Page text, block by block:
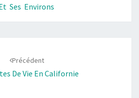
Ses Environs
Précédent
De Vie En Californie